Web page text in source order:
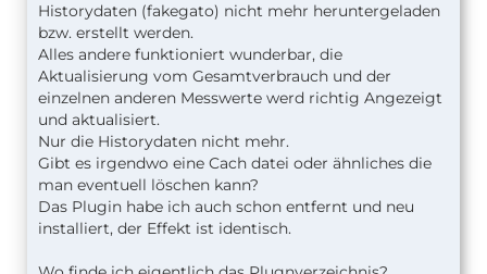
Historydaten (fakegato) nicht mehr heruntergeladen
bzw. erstellt werden.
Alles andere funktioniert wunderbar, die
Aktualisierung vom Gesamtverbrauch und der
einzelnen anderen Messwerte werd richtig Angezeigt
und aktualisiert.
Nur die Historydaten nicht mehr.
Gibt es irgendwo eine Cach datei oder ähnliches die
man eventuell löschen kann?
Das Plugin habe ich auch schon entfernt und neu
installiert, der Effekt ist identisch.